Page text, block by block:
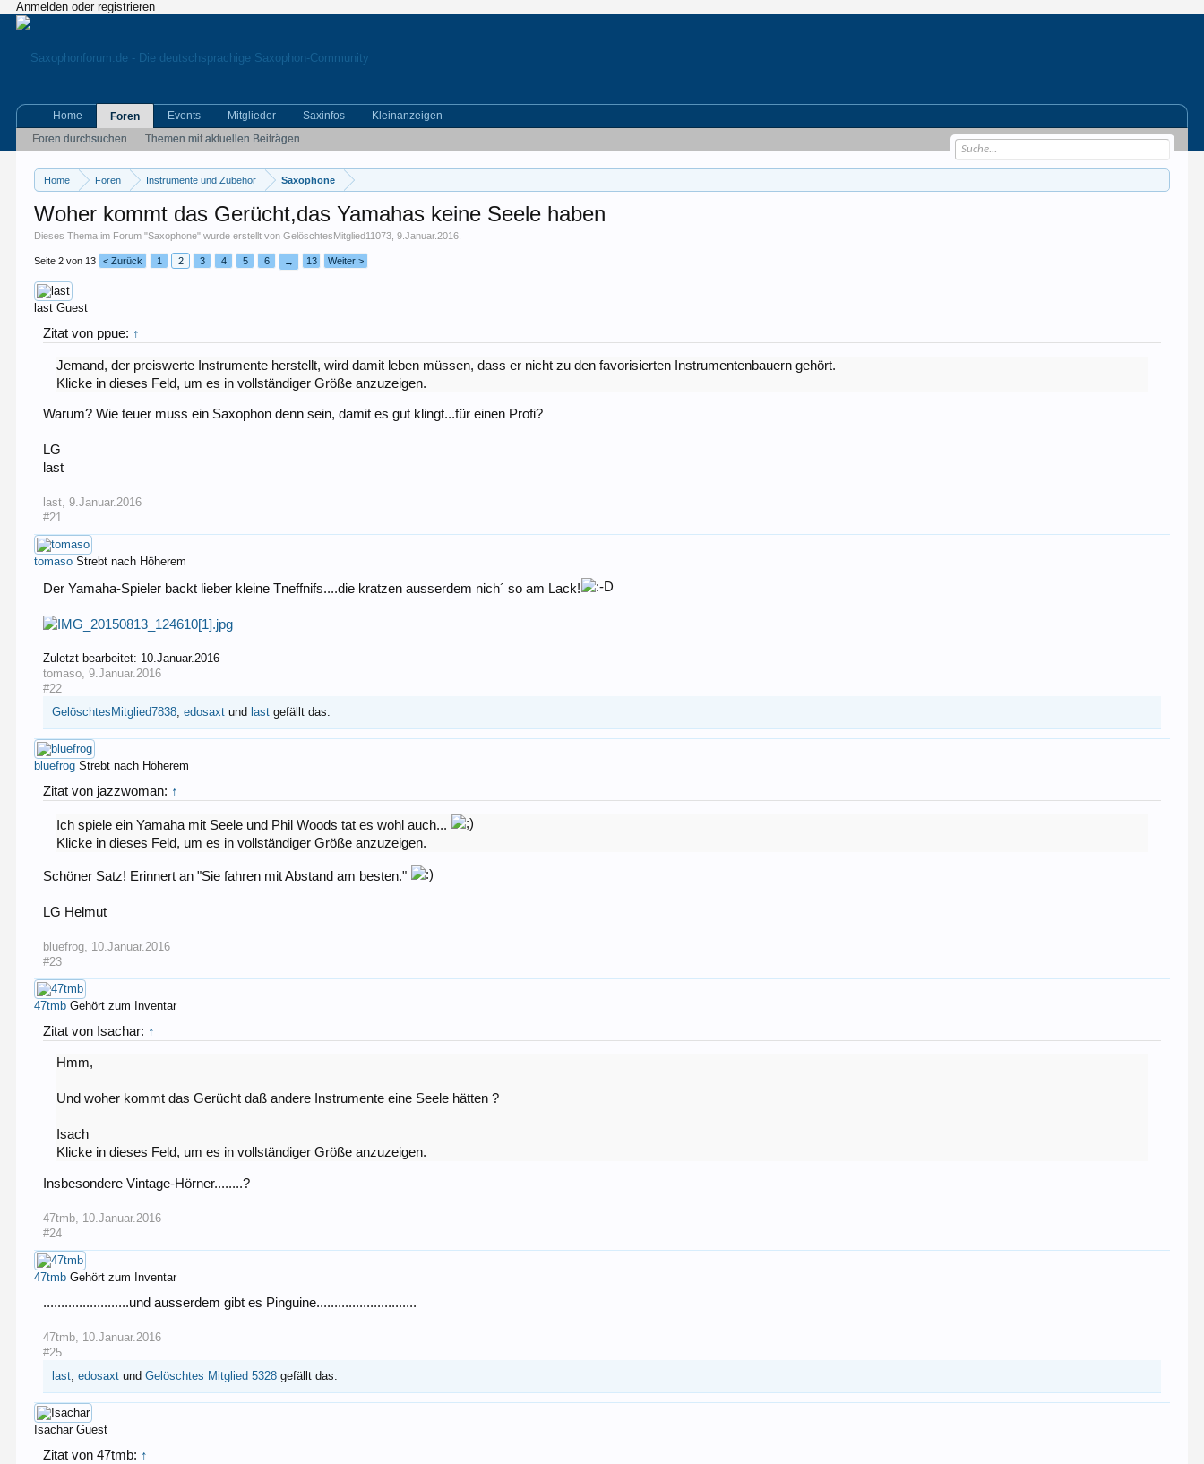
Anmelden oder registrieren
Home Foren Instrumente und Zubehör Saxophone
Woher kommt das Gerücht,das Yamahas keine Seele haben
Dieses Thema im Forum "Saxophone" wurde erstellt vonGelöschtesMitglied11073 ,9.Januar.2016
Seite 2 von 13 < Zurück 1 2 3 4 5 6 → 13 Weiter >
last Guest
Zitat von ppue: ↑
Jemand, der preiswerte Instrumente herstellt, wird damit leben müssen, dass er nicht zu den favorisierten Instrumentenbauern gehört.
Klicke in dieses Feld, um es in vollständiger Größe anzuzeigen.
Warum? Wie teuer muss ein Saxophon denn sein, damit es gut klingt...für einen Profi?
LG
last
last, 9.Januar.2016
#21
tomaso Strebt nach Höherem
Der Yamaha-Spieler backt lieber kleine Tneffnifs....die kratzen ausserdem nich´ so am Lack!
Zuletzt bearbeitet: 10.Januar.2016
tomaso, 9.Januar.2016
#22
GelöschtesMitglied7838,edosaxt und last gefällt das.
bluefrog Strebt nach Höherem
Zitat von jazzwoman: ↑
Ich spiele ein Yamaha mit Seele und Phil Woods tat es wohl auch...
Klicke in dieses Feld, um es in vollständiger Größe anzuzeigen.
Schöner Satz! Erinnert an "Sie fahren mit Abstand am besten."
LG Helmut
bluefrog 10.Januar.2016
#23
47tmb Gehört zum Inventar
Zitat von Isachar: ↑
Hmm,
Und woher kommt das Gerücht daß andere Instrumente eine Seele hätten ?
Isach
Klicke in dieses Feld, um es in vollständiger Größe anzuzeigen.
Insbesondere Vintage-Hörner........?
47tmb 10.Januar.2016
#24
47tmb Gehört zum Inventar
........................und ausserdem gibt es Pinguine............................
47tmb 10.Januar.2016
#25
last ,edosaxt undGelöschtes Mitglied 5328 gefällt das.
Isachar Guest
Zitat von 47tmb: ↑
Home
Foren
Foren durchsuchen
Themen mit aktuellen Beiträgen
Events Mitglieder Saxinfos Kleinanzeigen